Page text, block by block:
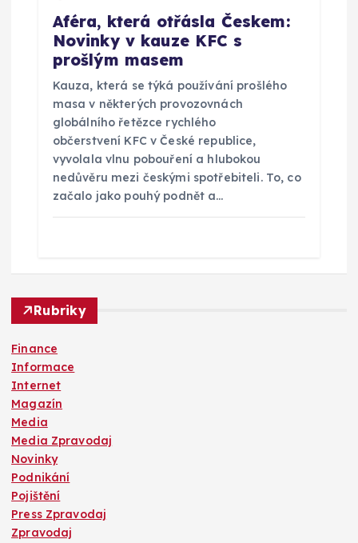
Aféra, která otřásla Českem:
Novinky v kauze KFC s
prošlým masem
Kauza, která se týká používání prošlého
masa v některých provozovnách
globálního řetězce rychlého
občerstvení KFC v České republice,
vyvolala vlnu pobouření a hlubokou
nedůvěru mezi českými spotřebiteli. To, co
začalo jako pouhý podnět a…
Rubriky
Finance
Informace
Internet
Magazín
Media
Media Zpravodaj
Novinky
Podnikání
Pojištění
Press Zpravodaj
Zpravodaj